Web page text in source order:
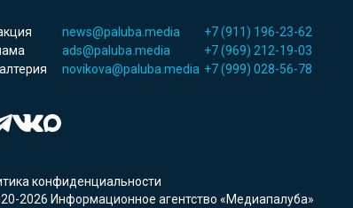
news@paluba.media
+7 (911) 196-23-62
ads@paluba.media
+7 (969) 212-19-03
novikova@paluba.media +7 (999) 028-56-78
конфиденциальности
2026 Информационное агентство «Медиапалуба»